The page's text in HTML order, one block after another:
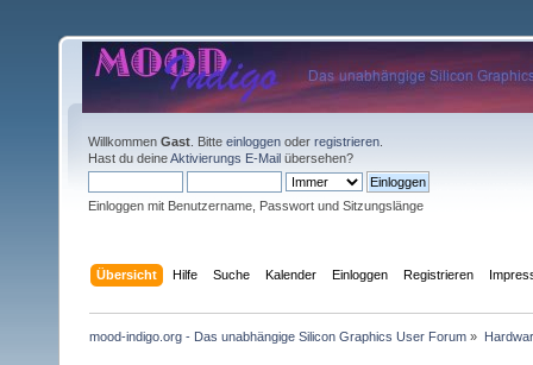
Willkommen Gast . Bitte einloggen oder registrieren
Hast du deineAktivierungs E-Mail übersehen?
Einloggen mit Benutzername, Passwort und Sitzungslänge
Übersicht Hilfe Suche Kalender Einloggen Registrieren
mood-indigo.org - Das unabhängige Silicon Graphics User Forum »